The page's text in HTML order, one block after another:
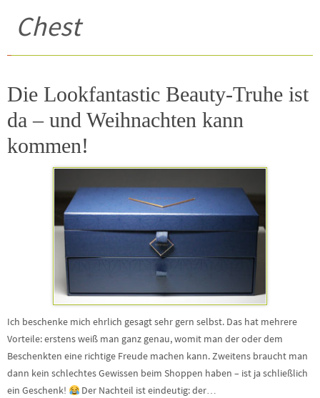
Chest
Die Lookfantastic Beauty-Truhe ist
da – und Weihnachten kann
kommen!
Ich beschenke mich ehrlich gesagt sehr gern selbst. Das hat mehrere
Vorteile: erstens weiß man ganz genau, womit man der oder dem
Beschenkten eine richtige Freude machen kann. Zweitens braucht man
dann kein schlechtes Gewissen beim Shoppen haben – ist ja schließlich
ein Geschenk!
Der Nachteil ist eindeutig: der…